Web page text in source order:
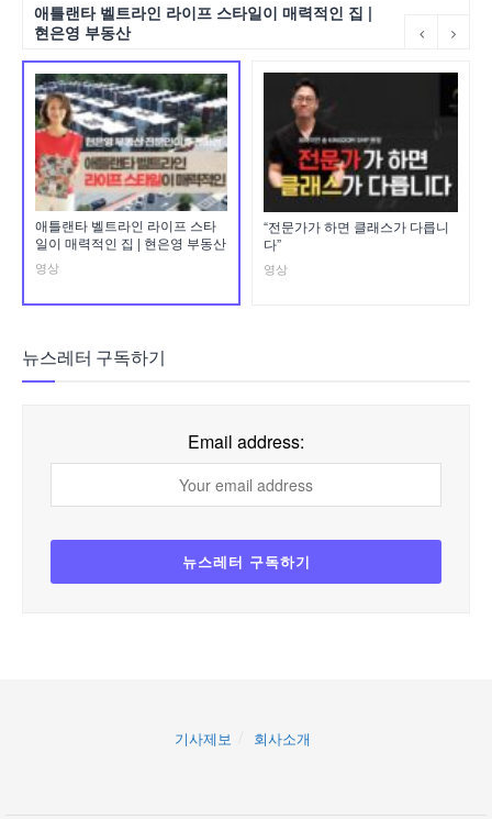
애틀랜타 벨트라인 라이프 스타일이 매력적인 집 |
현은영 부동산
애틀랜타 벨트라인 라이프 스타
일이 매력적인 집 | 현은영 부동산
영상
“전문가가 하면 클래스가 다릅니
다”
영상
뉴스레터 구독하기
Email address:
기사제보 회사소개